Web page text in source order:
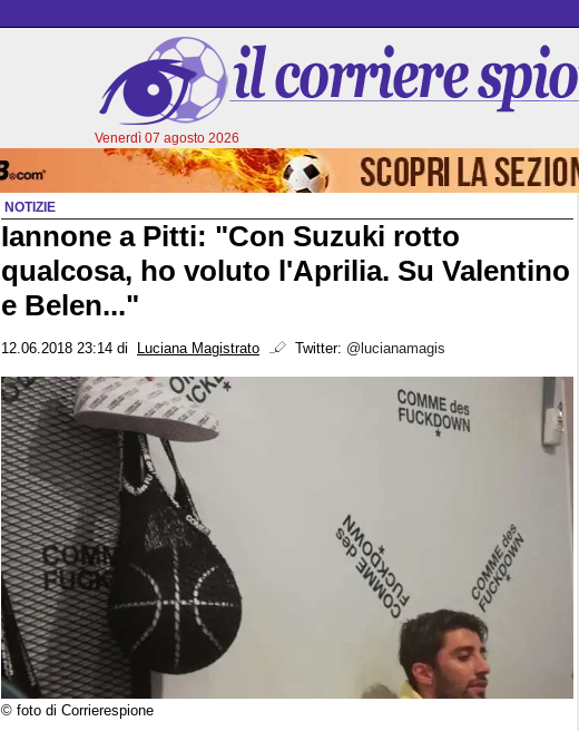
Venerdì 07 agosto 2026
NOTIZIE
Iannone a Pitti: "Con Suzuki rotto
qualcosa, ho voluto l'Aprilia. Su Valentino
e Belen..."
12.06.2018 23:14 di Luciana Magistrato Twitter: @lucianamagis
© foto di Corrierespione